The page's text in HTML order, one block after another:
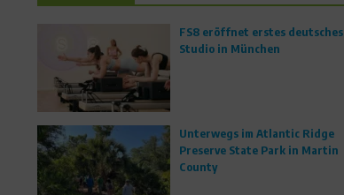
FS8 eröffnet erstes deutsches
Studio in München
Unterwegs im Atlantic Ridge
Preserve State Park in Martin
County